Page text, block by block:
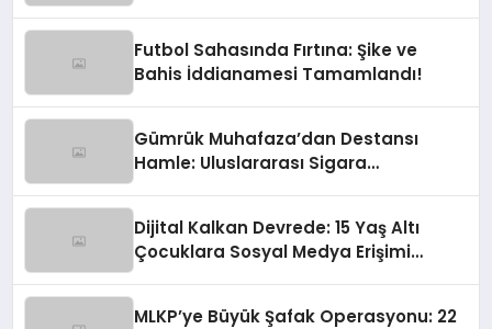
Futbol Sahasında Fırtına: Şike ve
Bahis İddianamesi Tamamlandı!
Gümrük Muhafaza’dan Destansı
Hamle: Uluslararası Sigara
Dijital Kalkan Devrede: 15 Yaş Altı
Çocuklara Sosyal Medya Erişimi
MLKP’ye Büyük Şafak Operasyonu: 22